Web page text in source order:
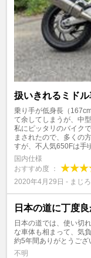
扱いきれるミド
乗り手が低身長（
て余してしまうが、中
私にピッタリのバイク
まされたので、多くの
すが、不人気650Fは手
国内仕様
おすすめ度 ：
2020年4月29日 - まじ
日本の道に丁度
日本の道では、使い切
な車体も相まって、気
約5年間ありがとうござ
不明